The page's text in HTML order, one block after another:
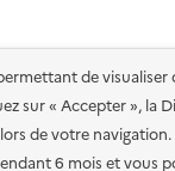
de
sur « Accepter », la
de votre navigation.
6 mois et vous